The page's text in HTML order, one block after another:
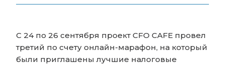
С 24 по 26 сентября проект CFO CAFE провел
третий по счету онлайн-марафон, на который
были приглашены лучшие налоговые